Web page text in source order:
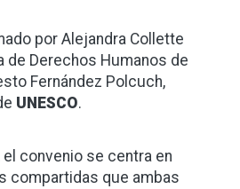
por Alejandra Collette
de Derechos Humanos de
Fernández Polcuch,
UNESCO.
convenio se centra en
compartidas que ambas